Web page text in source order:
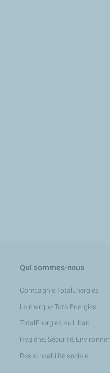
Qui sommes-nous
Compagnie TotalEnergies
La marque TotalEnergies
TotalEnergies au Liban
Hygiène, Sécurité,
Responsabilité sociale